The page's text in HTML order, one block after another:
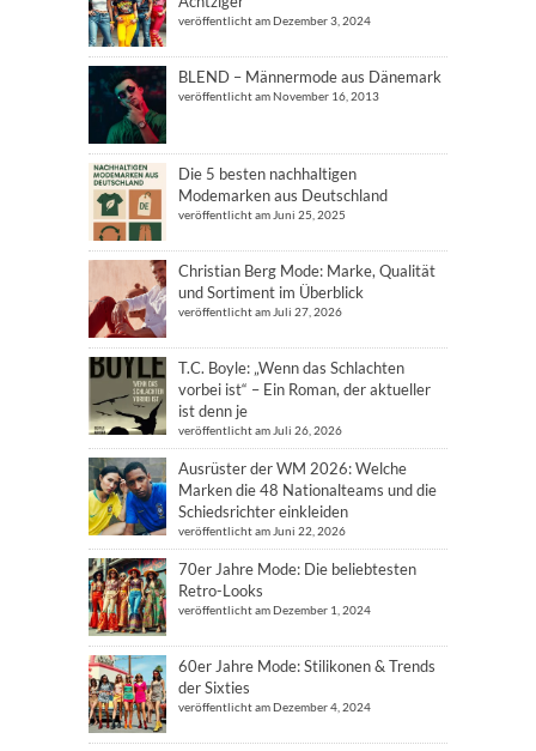
veröffentlicht am Dezember 3, 2024
BLEND – Männermode aus Dänemark
veröffentlicht am November 16, 2013
Die 5 besten nachhaltigen
Modemarken aus Deutschland
veröffentlicht am Juni 25, 2025
Christian Berg Mode: Marke, Qualität
und Sortiment im Überblick
veröffentlicht am Juli 27, 2026
T.C. Boyle: „Wenn das Schlachten
vorbei ist“ – Ein Roman, der aktueller
ist denn je
veröffentlicht am Juli 26, 2026
Ausrüster der WM 2026: Welche
Marken die 48 Nationalteams und die
Schiedsrichter einkleiden
veröffentlicht am Juni 22, 2026
70er Jahre Mode: Die beliebtesten
Retro-Looks
veröffentlicht am Dezember 1, 2024
60er Jahre Mode: Stilikonen & Trends
der Sixties
veröffentlicht am Dezember 4, 2024